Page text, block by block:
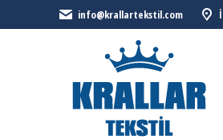
info@krallartekstil.com
ANA SAYFA